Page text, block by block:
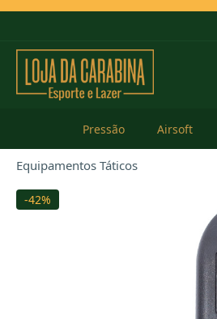
Pressão Airsoft
Equipamentos Táticos
-42%